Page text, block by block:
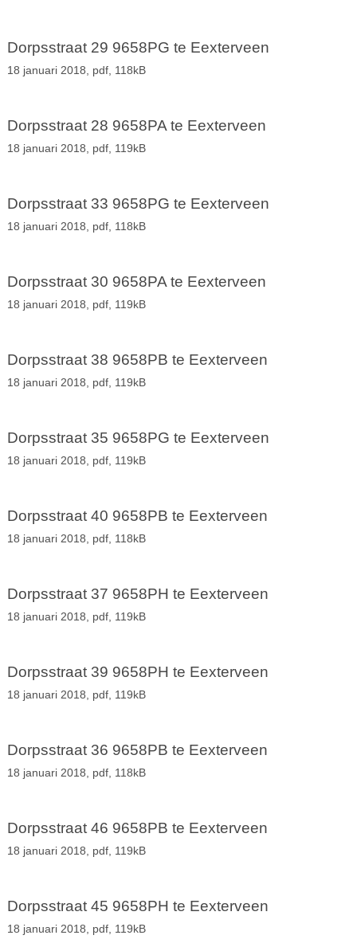
Dorpsstraat 29 9658PG te Eexterveen
18 januari 2018, pdf, 118kB
Dorpsstraat 28 9658PA te Eexterveen
18 januari 2018, pdf, 119kB
Dorpsstraat 33 9658PG te Eexterveen
18 januari 2018, pdf, 118kB
Dorpsstraat 30 9658PA te Eexterveen
18 januari 2018, pdf, 119kB
Dorpsstraat 38 9658PB te Eexterveen
18 januari 2018, pdf, 119kB
Dorpsstraat 35 9658PG te Eexterveen
18 januari 2018, pdf, 119kB
Dorpsstraat 40 9658PB te Eexterveen
18 januari 2018, pdf, 118kB
Dorpsstraat 37 9658PH te Eexterveen
18 januari 2018, pdf, 119kB
Dorpsstraat 39 9658PH te Eexterveen
18 januari 2018, pdf, 119kB
Dorpsstraat 36 9658PB te Eexterveen
18 januari 2018, pdf, 118kB
Dorpsstraat 46 9658PB te Eexterveen
18 januari 2018, pdf, 119kB
Dorpsstraat 45 9658PH te Eexterveen
18 januari 2018, pdf, 119kB